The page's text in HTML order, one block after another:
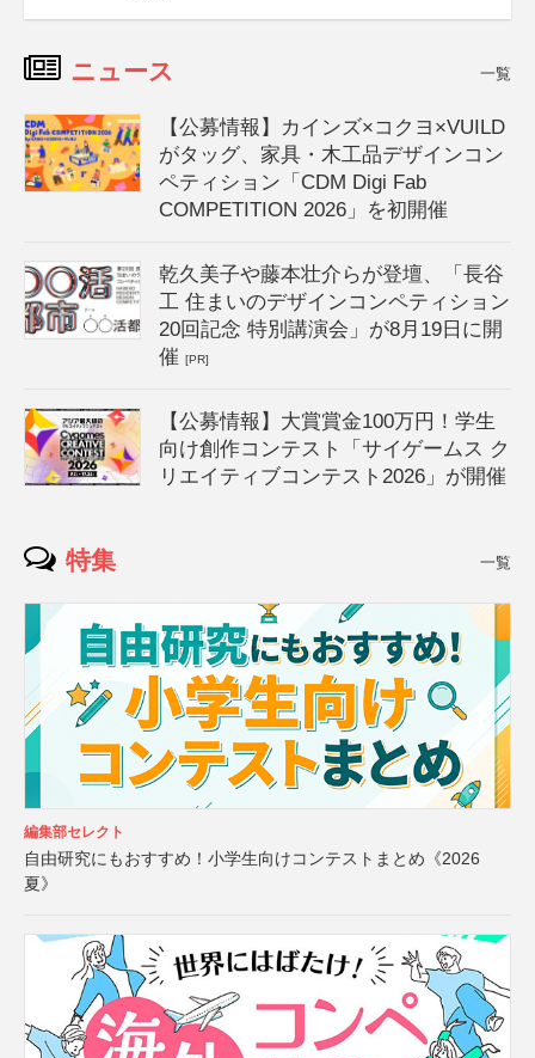
ニュース 一覧
【公募情報】カインズ×コクヨ×VUILD
がタッグ、家具・木工品デザインコン
ペティション「CDM Digi Fab
COMPETITION 2026」を初開催
乾久美子や藤本壮介らが登壇、「長谷
工 住まいのデザインコンペティション
20回記念 特別講演会」が8月19日に開
催[PR]
【公募情報】大賞賞金100万円！学生
向け創作コンテスト「サイゲームス ク
リエイティブコンテスト2026」が開催
特集 一覧
編集部セレクト
自由研究にもおすすめ！小学生向けコンテストまとめ《2026
夏》